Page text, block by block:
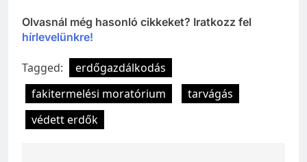
Olvasnál még hasonló cikkeket? Iratkozz fel
hírlevelünkre!
Tagged:
erdőgazdálkodás
fakitermelési moratórium
tarvágás
védett erdők